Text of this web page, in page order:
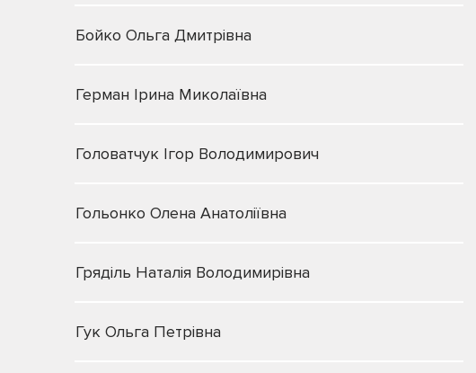
Бойко Ольга Дмитрівна
Герман Ірина Миколаївна
Головатчук Ігор Володимирович
Гольонко Олена Анатоліївна
Гряділь Наталія Володимирівна
Гук Ольга Петрівна